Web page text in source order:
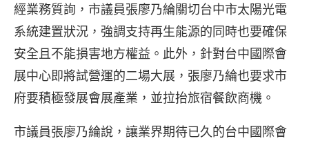
經業務質詢，市議員張廖乃綸關切台中市太陽光電
系統建置狀況，強調支持再生能源的同時也要確保
安全且不能損害地方權益。此外，針對台中國際會
展中心即將試營運的二場大展，張廖乃綸也要求市
府要積極發展會展產業，並拉抬旅宿餐飲商機。
市議員張廖乃綸說，讓業界期待已久的台中國際會